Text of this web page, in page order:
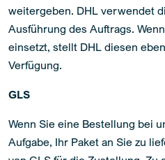
weitergeben. DHL verwendet
Ausführung des Auftrags.
einsetzt, stellt DHL diesen
Verfügung.
GLS
Wenn Sie eine Bestellung bei
Aufgabe, Ihr Paket an Sie zu